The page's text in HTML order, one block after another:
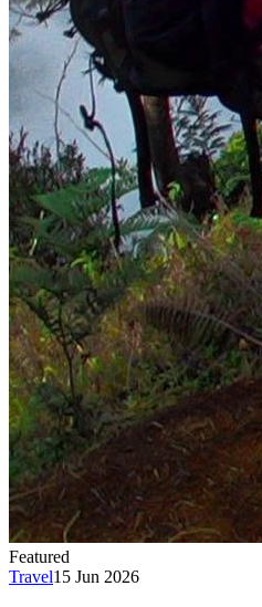
Featured
Travel15 Jun 2026